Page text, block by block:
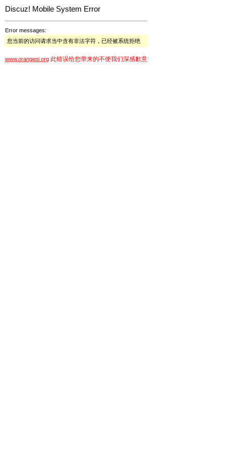
Discuz! Mobile System Error
Error messages:
您当前的访问请求当中含有非法字符，已经被系统拒绝
www.orangepi.org 此错误给您带来的不便我们深感歉意